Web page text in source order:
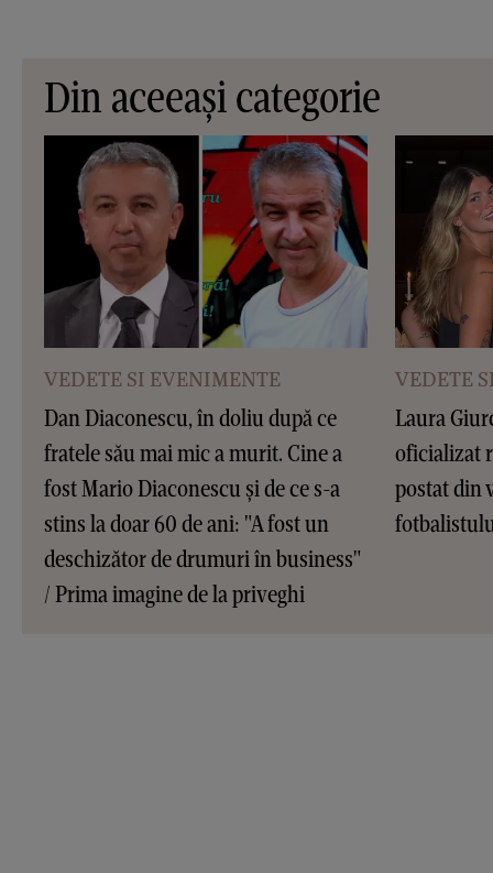
Din aceeași categorie
VEDETE SI EVENIMENTE
Dan Diaconescu, în doliu după ce
fratele său mai mic a murit. Cine a
fost Mario Diaconescu și de ce s-a
stins la doar 60 de ani: "A fost un
deschizător de drumuri în business"
/ Prima imagine de la priveghi
VEDETE
Laura
oficializat
postat din